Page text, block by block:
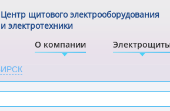
О компании
Центр щитового электрооборудования
и электротехники